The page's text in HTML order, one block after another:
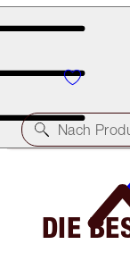
Sichere dir
Nach
DIE